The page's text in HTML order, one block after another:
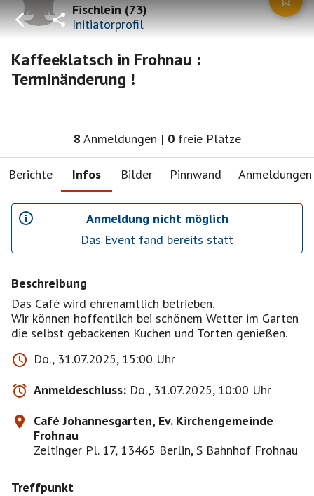
Fischlein(73)
Initiatorprofil
Kaffeeklatsch in Frohnau :
Terminänderung !
8 Anmeldungen | 0 freie Plätze
Berichte Infos Bilder Pinnwand Anmeldungen
Anmeldung nicht möglich
Das Event fand bereits statt
Beschreibung
Das Café wird ehrenamtlich betrieben.
Wir können hoffentlich bei schönem Wetter im Garten
die selbst gebackenen Kuchen und Torten genießen.
Do., 31.07.2025, 15:00 Uhr
Anmeldeschluss: Do., 31.07.2025, 10:00 Uhr
Café Johannesgarten, Ev. Kirchengemeinde
Frohnau
Zeltinger Pl. 17, 13465 Berlin, S Bahnhof Frohnau
Treffpunkt